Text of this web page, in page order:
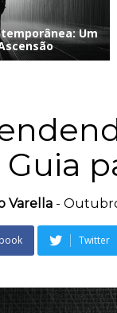
Um
-Outubro
Twitter